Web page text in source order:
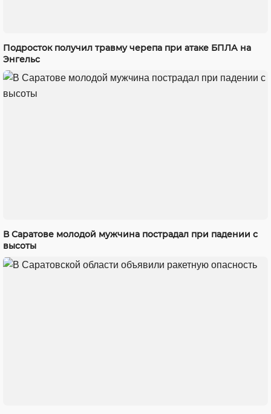
Подросток получил травму черепа при атаке БПЛА на
Энгельс
В Саратове молодой мужчина пострадал при падении с
высоты